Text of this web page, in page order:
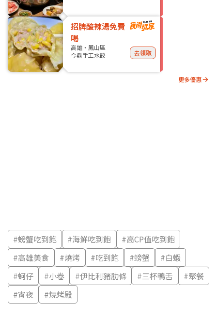
招牌酸辣湯免費
喝
高雄・鳳山區
今鼎手工水餃
去領取
更多優惠
#螃蟹吃到飽 #海鮮吃到飽 #高CP值吃到飽
#高雄美食 #燒烤 #吃到飽 #螃蟹 #白蝦
#蚵仔 #小卷 #伊比利豬肋條 #三杯鴨舌 #聚餐
#宵夜 #燒烤殿